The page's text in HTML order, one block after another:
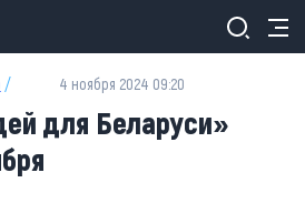
/ 4 ноября 2024 09:20
для Беларуси»